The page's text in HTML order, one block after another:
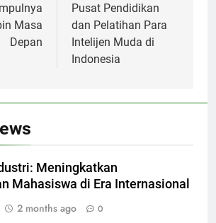
Masa
Depan
Pusat Pendidikan
dan Pelatihan Para
Intelijen Muda di
Indonesia
Meningkatkan
Mahasiswa di Era Internasional
2 months ago 0